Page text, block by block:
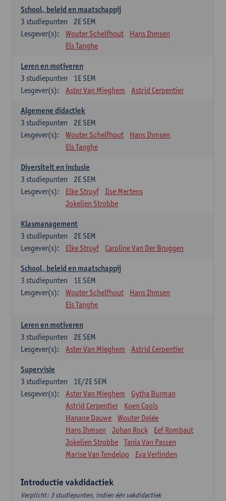
School, beleid en maatschappij
2E SEM
3 studiepunten
Lesgever(s):
Wouter Schelfhout
Hans Ihmsen
Els Tanghe
Leren en motiveren
1E SEM
3 studiepunten
Lesgever(s):
Aster Van Mieghem Astrid Cerpentier
Algemene didactiek
2E SEM
3 studiepunten
Lesgever(s):
Wouter Schelfhout
Hans Ihmsen
Els Tanghe
Diversiteit en inclusie
2E SEM
3 studiepunten
Lesgever(s):
Elke Struyf
Ilse Mertens
Jokelien Strobbe
Klasmanagement
2E SEM
3 studiepunten
Lesgever(s):
Elke Struyf Caroline Van Der Bruggen
School, beleid en maatschappij
1E SEM
3 studiepunten
Lesgever(s):
Wouter Schelfhout
Hans Ihmsen
Els Tanghe
Leren en motiveren
2E SEM
3 studiepunten
Lesgever(s):
Aster Van Mieghem Astrid Cerpentier
Supervisie
1E/2E SEM
3 studiepunten
Lesgever(s):
Aster Van Mieghem
Gytha Burman
Astrid Cerpentier
Koen Cools
Hanane Dauwe
Wouter Delée
Hans Ihmsen
Johan Rock
Eef Rombaut
Jokelien Strobbe
Tania Van Passen
Marise Van Tendeloo
Eva Verlinden
Introductie vakdidactiek
Verplicht: 3 studiepunten, indien één vakdidactiek